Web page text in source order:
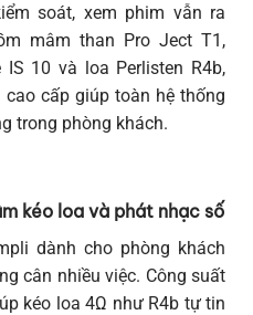
soát, xem phim vẫn ra
mâm than Pro Ject T1,
10 và loa Perlisten R4b,
cấp giúp toàn hệ thống
trong phòng khách.
kéo loa và phát nhạc số
dành cho phòng khách
cân nhiều việc. Công suất
kéo loa 4Ω như R4b tự tin